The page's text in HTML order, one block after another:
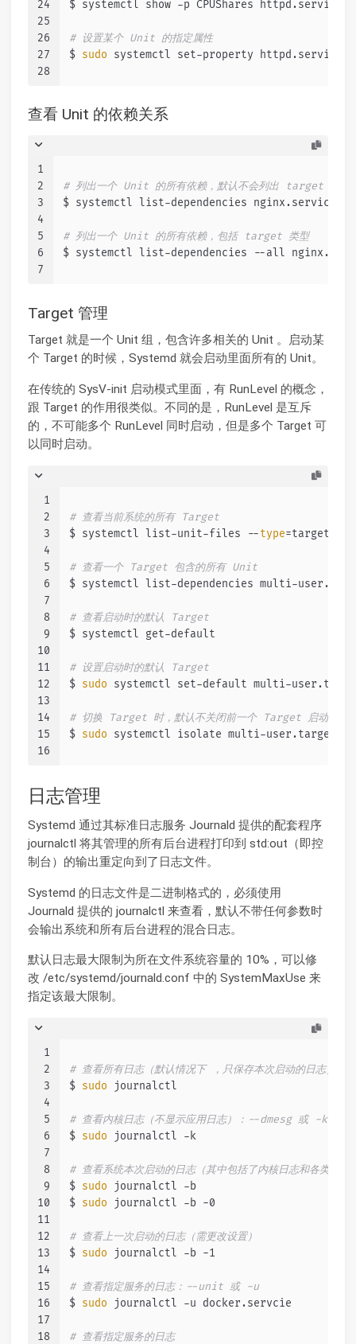
24
25
26
27
28
$ systemctl show -p CPUShares httpd.service
# 设置某个 Unit 的指定属性
$ sudo systemctl set-property httpd.service
查看 Unit 的依赖关系
1
2
3
4
5
6
7
# 列出一个 Unit 的所有依赖，默认不会列出 target 类型
$ systemctl list-dependencies nginx.service
# 列出一个 Unit 的所有依赖，包括 target 类型
$ systemctl list-dependencies --all
Target 管理
Target 就是一个 Unit 组，包含许多相关的 Unit 。启动某
个 Target 的时候，Systemd 就会启动里面所有的 Unit。
在传统的 SysV-init 启动模式里面，有 RunLevel 的概念，
跟 Target 的作用很类似。不同的是，RunLevel 是互斥
的，不可能多个 RunLevel 同时启动，但是多个 Target 可
以同时启动。
1
2
3
4
5
6
7
8
9
10
11
12
13
14
15
16
# 查看当前系统的所有 Target
$ systemctl list-unit-files --type=target
# 查看一个 Target 包含的所有 Unit
$ systemctl list-dependencies multi-
# 查看启动时的默认 Target
$ systemctl get-default
# 设置启动时的默认 Target
$ sudo systemctl set-default multi-
# 切换 Target 时，默认不关闭前一个 Target 启动的
$ sudo systemctl isolate multi-user.target
日志管理
Systemd 通过其标准日志服务 Journald 提供的配套程序
journalctl 将其管理的所有后台进程打印到 std:out（即控
制台）的输出重定向到了日志文件。
Systemd 的日志文件是二进制格式的，必须使用
Journald 提供的 journalctl 来查看，默认不带任何参数时
会输出系统和所有后台进程的混合日志。
默认日志最大限制为所在文件系统容量的 10%，可以修
改 /etc/systemd/journald.conf 中的 SystemMaxUse 来
指定该最大限制。
1
2
3
4
5
6
7
8
9
10
11
12
13
14
15
16
17
18
# 查看所有日志（默认情况下 ，只保存本次启动的日志）
$ sudo journalctl
# 查看内核日志（不显示应用日志）：--dmesg 或 -k
$ sudo journalctl -k
# 查看系统本次启动的日志（其中包括了内核日志和各类
$ sudo journalctl -b
$ sudo journalctl -b -0
# 查看上一次启动的日志（需更改设置）
$ sudo journalctl -b -1
# 查看指定服务的日志：--unit 或 -u
$ sudo journalctl -u docker.servcie
# 查看指定服务的日志